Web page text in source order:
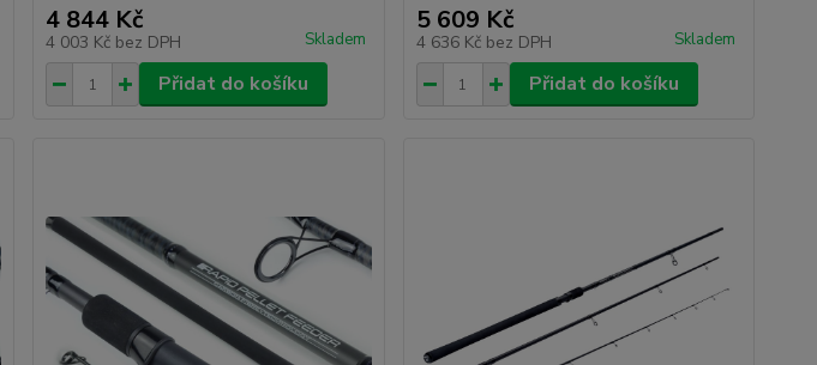
4 844 Kč
4 003 Kč bez DPH Skladem
Přidat do košíku
5 609 Kč
4 636 Kč bez DPH Skladem
Přidat do košíku